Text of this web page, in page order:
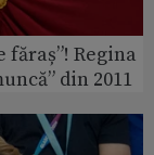
făraș”! Regina
din 2011